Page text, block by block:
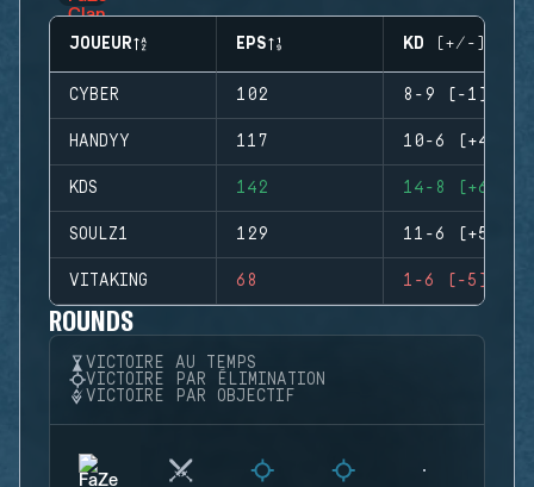
JOUEUR EPS KD (+/-)
CYBER 102 8-9 (-1)
HANDYY 117 10-6 (+4)
KDS 142 14-8 (+6)
SOULZ1 129 11-6 (+5)
VITAKING 68 1-6 (-5)
ROUNDS
VICTOIRE AU TEMPS
VICTOIRE PAR ÉLIMINATION
VICTOIRE PAR OBJECTIF